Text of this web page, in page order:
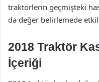
traktörlerin geçmişteki
da değer belirlemede
2018 Traktör
İçeriği